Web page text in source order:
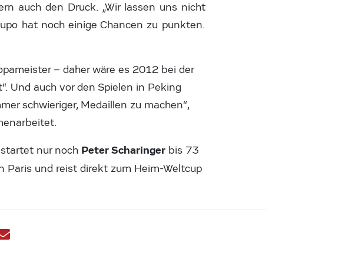
auch den Druck. „Wir lassen uns nicht
hat noch einige Chancen zu punkten.
– daher wäre es 2012 bei der
Und auch vor den Spielen in Peking
schwieriger, Medaillen zu machen“,
nur noch Peter Scharinger bis 73
Paris und reist direkt zum Heim-Weltcup